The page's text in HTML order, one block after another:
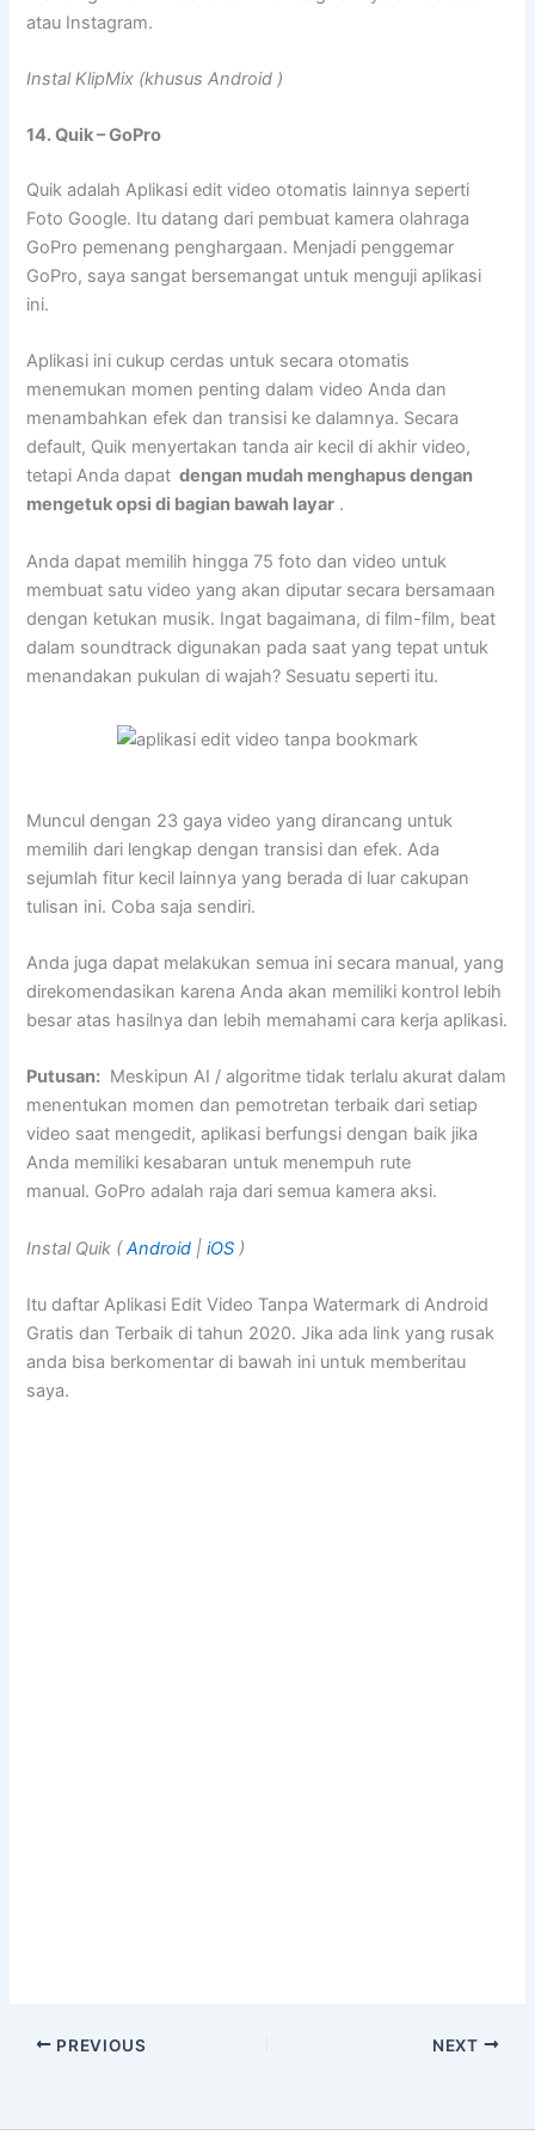
atau Instagram.
Instal KlipMix (khusus Android )
14. Quik – GoPro
Quik adalah Aplikasi edit video otomatis lainnya seperti
Foto Google. Itu datang dari pembuat kamera olahraga
GoPro pemenang penghargaan. Menjadi penggemar
GoPro, saya sangat bersemangat untuk menguji aplikasi
ini.
Aplikasi ini cukup cerdas untuk secara otomatis
menemukan momen penting dalam video Anda dan
menambahkan efek dan transisi ke dalamnya. Secara
default, Quik menyertakan tanda air kecil di akhir video,
tetapi Anda dapat dengan mudah menghapus dengan
mengetuk opsi di bagian bawah layar .
Anda dapat memilih hingga 75 foto dan video untuk
membuat satu video yang akan diputar secara bersamaan
dengan ketukan musik. Ingat bagaimana, di film-film, beat
dalam soundtrack digunakan pada saat yang tepat untuk
menandakan pukulan di wajah? Sesuatu seperti itu.
Muncul dengan 23 gaya video yang dirancang untuk
memilih dari lengkap dengan transisi dan efek. Ada
sejumlah fitur kecil lainnya yang berada di luar cakupan
tulisan ini. Coba saja sendiri.
Anda juga dapat melakukan semua ini secara manual, yang
direkomendasikan karena Anda akan memiliki kontrol lebih
besar atas hasilnya dan lebih memahami cara kerja aplikasi.
Putusan: Meskipun AI / algoritme tidak terlalu akurat dalam
menentukan momen dan pemotretan terbaik dari setiap
video saat mengedit, aplikasi berfungsi dengan baik jika
Anda memiliki kesabaran untuk menempuh rute
manual. GoPro adalah raja dari semua kamera aksi.
Instal Quik (Android |iOS )
Itu daftar Aplikasi Edit Video Tanpa Watermark di Android
Gratis dan Terbaik di tahun 2020. Jika ada link yang rusak
anda bisa berkomentar di bawah ini untuk memberitau
saya.
PREVIOUS NEXT